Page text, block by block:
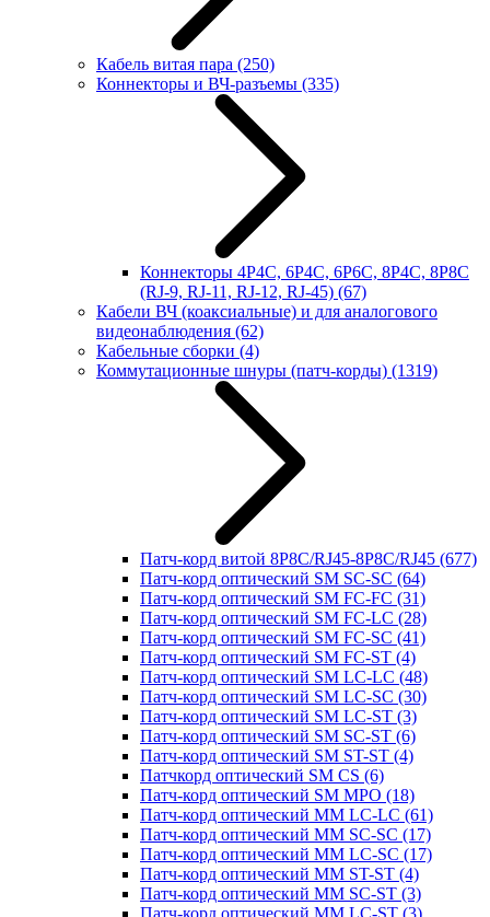
Кабель витая пара (250)
Коннекторы и ВЧ-разъемы (335)
Коннекторы 4P4C, 6P4C, 6P6C, 8P4C, 8P8C
(RJ-9, RJ-11, RJ-12, RJ-45) (67)
Кабели ВЧ (коаксиальные) и для аналогового
видеонаблюдения (62)
Кабельные сборки (4)
Коммутационные шнуры (патч-корды) (1319)
Патч-корд витой 8P8C/RJ45-8P8C/RJ45 (677)
Патч-корд оптический SM SC-SC (64)
Патч-корд оптический SM FC-FC (31)
Патч-корд оптический SM FC-LC (28)
Патч-корд оптический SM FC-SC (41)
Патч-корд оптический SM FC-ST (4)
Патч-корд оптический SM LC-LC (48)
Патч-корд оптический SM LC-SC (30)
Патч-корд оптический SM LC-ST (3)
Патч-корд оптический SM SC-ST (6)
Патч-корд оптический SM ST-ST (4)
Патчкорд оптический SM CS (6)
Патч-корд оптический SM MPO (18)
Патч-корд оптический MM LC-LC (61)
Патч-корд оптический MM SC-SC (17)
Патч-корд оптический MM LC-SC (17)
Патч-корд оптический MM ST-ST (4)
Патч-корд оптический MM SC-ST (3)
Патч-корд оптический MM LC-ST (3)